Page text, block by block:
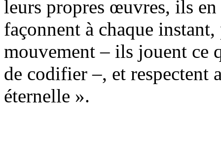
leurs propres œuvres, ils
façonnent à chaque
mouvement – ils jouent ce
de codifier –, et respectent
éternelle ».